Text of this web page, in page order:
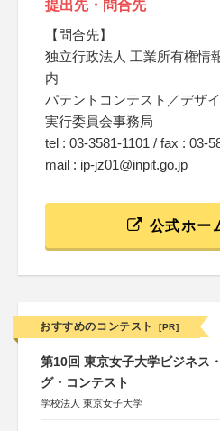
提出先・問合先
【問合先】
独立行政法人 工業所有権情
内
パテントコンテスト／デザ
実行委員会事務局
tel : 03-3581-1101 / fax : 03-
mail : ip-jz01@inpit.go.jp
公式ホー
おすすめのコンテスト [PR]
第10回 東京女子大学ビジネス
グ・コンテスト
学校法人 東京女子大学